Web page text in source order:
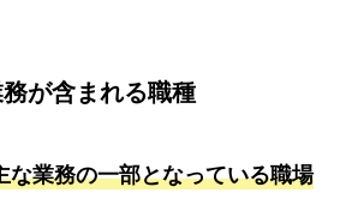
が含まれる職種
な業務の一部となっている職場